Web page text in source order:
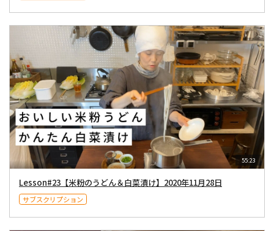
55:23
Lesson#23【米粉のうどん＆白菜漬け】2020年11月28日
サブスクリプション